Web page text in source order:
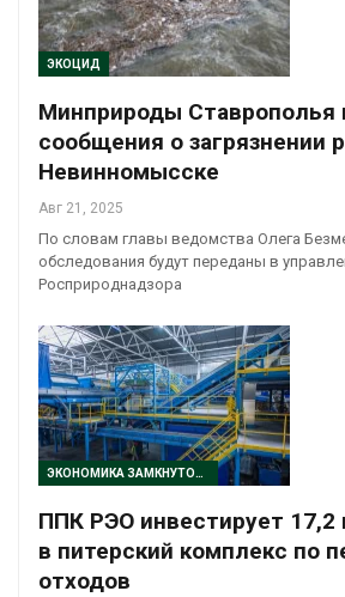
ЭКОЦИД
Минприроды Ставрополья
сообщения о загрязнении
Невинномысске
Авг 21, 2025
По словам главы ведомства Олега
обследования будут переданы в
Росприроднадзора
ЭКОНОМИКА ЗАМКНУТОГО ЦИКЛА
ППК РЭО инвестирует 17,2
в питерский комплекс по
отходов